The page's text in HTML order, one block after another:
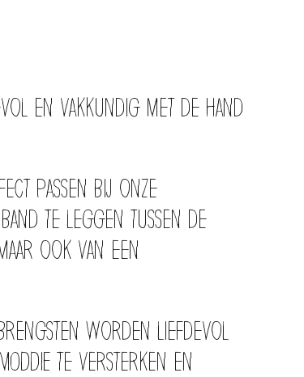
en vakkundig met de hand
passen bij onze
te leggen tussen de
ook van een
worden liefdevol
te versterken en